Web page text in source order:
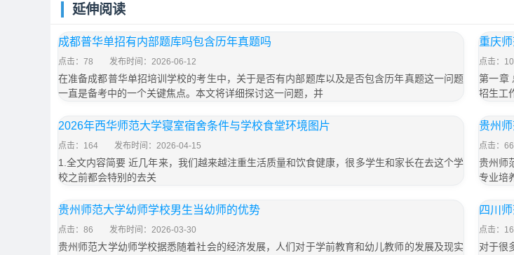
延伸阅读
成都普华单招有内部题库吗包含历年真题吗
点击：78 发布时间：2026-06-12
在准备成都普华单招培训学校的考生中，关于是否有内部题库以及是否包含历年真题这一问题
一直是备考中的一个关键焦点。本文将详细探讨这一问题，并
重庆
点击：
第一章
招生工
2026年西华师范大学寝室宿舍条件与学校食堂环境图片
点击：164 发布时间：2026-04-15
1.全文内容简要 近几年来，我们越来越注重生活质量和饮食健康，很多学生和家长在去这个学
校之前都会特别的去关
贵州
点击：66
贵州师
专业培
贵州师范大学幼师学校男生当幼师的优势
点击：86 发布时间：2026-03-30
贵州师范大学幼师学校据悉随着社会的经济发展，人们对于学前教育和幼儿教师的发展及现实
四川
点击：
对于很